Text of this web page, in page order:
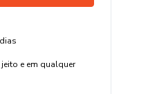
e em qualquer